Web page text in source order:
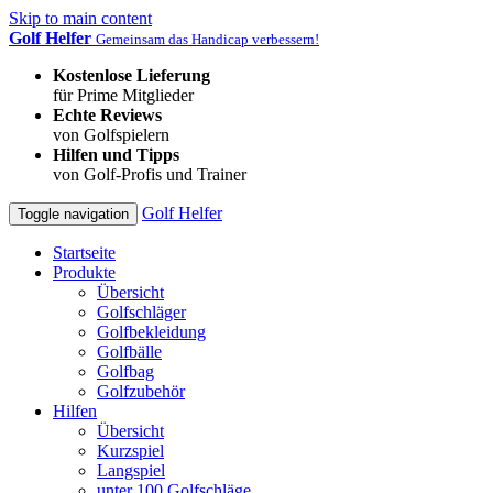
Skip to main content
Golf Helfer Gemeinsam das Handicap verbessern!
Kostenlose Lieferung
für Prime Mitglieder
Echte Reviews
von Golfspielern
Hilfen und Tipps
von Golf-Profis und Trainer
Toggle navigation Golf Helfer
Startseite
Produkte
Übersicht
Golfschläger
Golfbekleidung
Golfbälle
Golfbag
Golfzubehör
Hilfen
Übersicht
Kurzspiel
Langspiel